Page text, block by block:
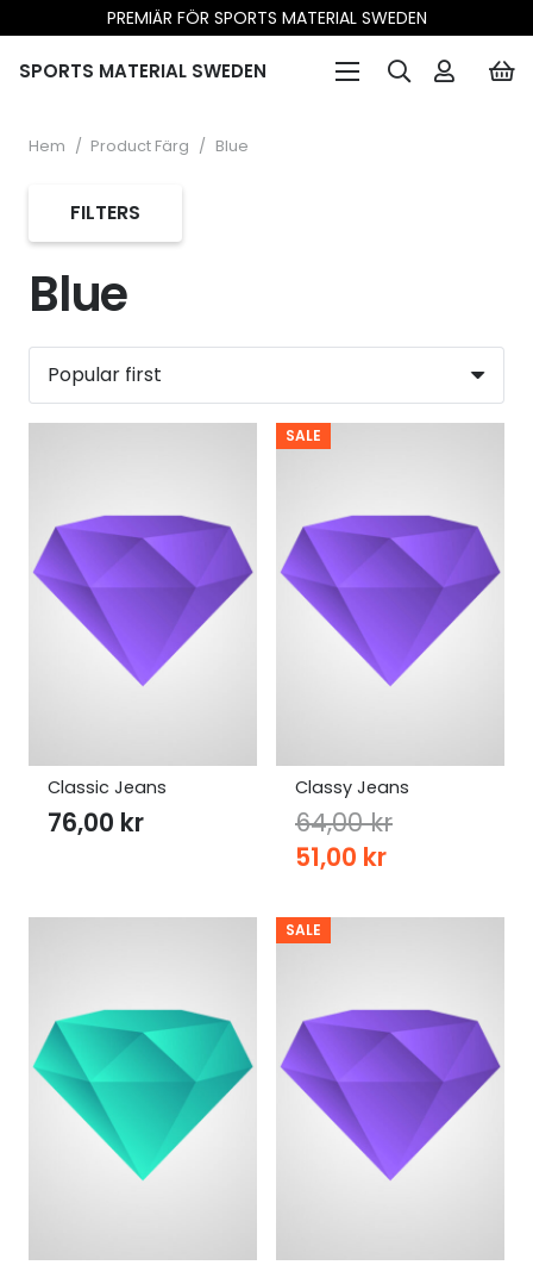
PREMIÄR FÖR SPORTS MATERIAL SWEDEN
SPORTS MATERIAL SWEDEN
Hem / Product Färg / Blue
Blue
Classic Jeans
76,00 kr
SALE
Classy Jeans
64,00kr
Original
was:
51,00 krCurrent
is:
SALE
FILTERS